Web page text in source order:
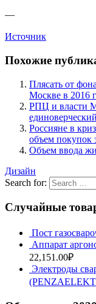
—
Источник
Похожие
Плясать от
Москве в 2016
РПЦ и власти
Россияне в
объем покупок
Объем ввода
Дизайн
Search for:
Случайные
Пост
Аппарат
22,151.00₽
Электроды